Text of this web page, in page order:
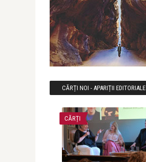
CĂRȚI NOI - APARIȚII EDITORIALE
CĂRȚI